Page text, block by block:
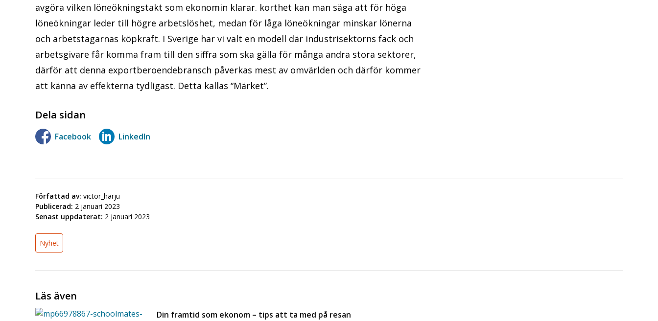
avgöra vilken löneökningstakt som ekonomin klarar. korthet kan man säga att för höga
löneökningar leder till högre arbetslöshet, medan för låga löneökningar minskar lönerna
och arbetstagarnas köpkraft. I Sverige har vi valt en modell där industrisektorns fack och
arbetsgivare får komma fram till den siffra som ska gälla för många andra stora sektorer,
därför att denna exportberoendebransch påverkas mest av omvärlden och därför kommer
att känna av effekterna tydligast. Detta kallas “Märket”.
Dela sidan
Facebook LinkedIn
Författad av: victor_harju
Publicerad: 2 januari 2023
Senast uppdaterat: 2 januari 2023
Nyhet
Läs även
Din framtid som ekonom – tips att ta med på resan